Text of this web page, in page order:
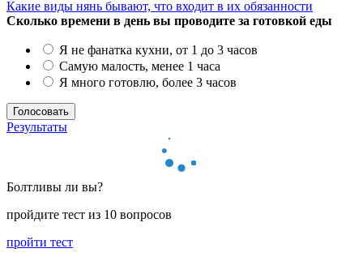
Какие виды нянь бывают, что входит в их обязанности
Сколько времени в день вы проводите за готовкой еды
Я не фанатка кухни, от 1 до 3 часов
Самую малость, менее 1 часа
Я много готовлю, более 3 часов
Результаты
Болтливы ли вы?
пройдите тест из 10 вопросов
пройти тест